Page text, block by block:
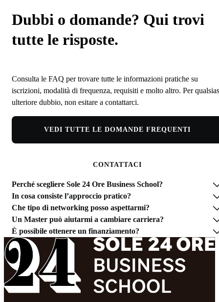
Dubbi o domande? Qui trovi
tutte le risposte.
Consulta le FAQ per trovare tutte le informazioni pratiche su
iscrizioni, modalità di frequenza, requisiti e molto altro. Per
ulteriore dubbio, non esitare a contattarci.
VEDI TUTTE LE DOMANDE FREQUENTI
CONTATTACI
Perché scegliere Sole 24 Ore Business School?
In cosa consiste l’approccio pratico?
Che tipo di networking posso aspettarmi?
Un Master può aiutarmi a cambiare carriera?
È possibile ottenere un finanziamento?